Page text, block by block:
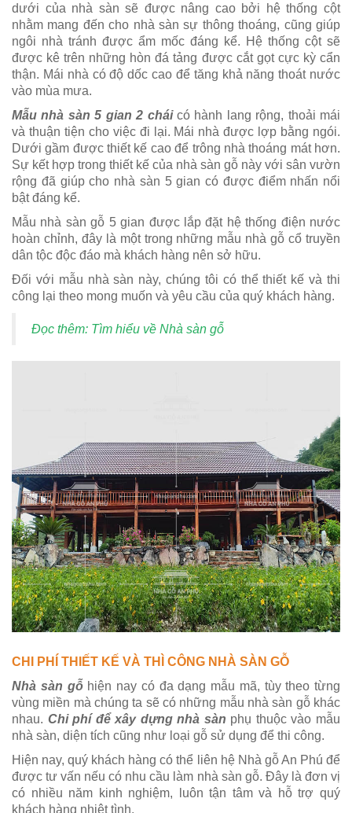
dưới của nhà sàn sẽ được nâng cao bởi hệ thống cột
nhằm mang đến cho nhà sàn sự thông thoáng, cũng giúp
ngôi nhà tránh được ẩm mốc đáng kể. Hệ thống cột sẽ
được kê trên những hòn đá tảng được cắt gọt cực kỳ cẩn
thận. Mái nhà có độ dốc cao để tăng khả năng thoát nước
vào mùa mưa.
Mẫu nhà sàn 5 gian 2 cháicó hành lang rộng, thoải mái
và thuận tiện cho việc đi lại. Mái nhà được lợp bằng ngói.
Dưới gầm được thiết kế cao để trông nhà thoáng mát hơn.
Sự kết hợp trong thiết kế của nhà sàn gỗ này với sân vườn
rộng đã giúp cho nhà sàn 5 gian có được điểm nhấn nổi
bật đáng kể.
Mẫu nhà sàn gỗ 5 gian được lắp đặt hệ thống điện nước
hoàn chỉnh, đây là một trong những mẫu nhà gỗ cổ truyền
dân tộc độc đáo mà khách hàng nên sở hữu.
Đối với mẫu nhà sàn này, chúng tôi có thể thiết kế và thi
công lại theo mong muốn và yêu cầu của quý khách hàng.
Đọc thêm: Tìm hiểu về Nhà sàn gỗ
CHI PHÍ THIẾT KẾ VÀ THÌ CÔNG NHÀ SÀN GỖ
Nhà sàn gỗhiện nay có đa dạng mẫu mã, tùy theo từng
vùng miền mà chúng ta sẽ có những mẫu nhà sàn gỗ khác
nhau. Chi phí để xây dựng nhà sàn phụ thuộc vào mẫu
nhà sàn, diện tích cũng như loại gỗ sử dụng để thi công.
Hiện nay, quý khách hàng có thể liên hệ Nhà gỗ An Phú để
được tư vấn nếu có nhu cầu làm nhà sàn gỗ. Đây là đơn vị
có nhiều năm kinh nghiệm, luôn tận tâm và hỗ trợ quý
khách hàng nhiệt tình.